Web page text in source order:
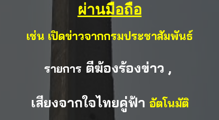
ผ่านมือถือ
เช่น เปิดข่าวจากกรมประชาสัมพันธ์
รายการ ตีฆ้องร้องข่าว ,
เสียงจากใจไทยคู่ฟ้า อัตโนมัติ